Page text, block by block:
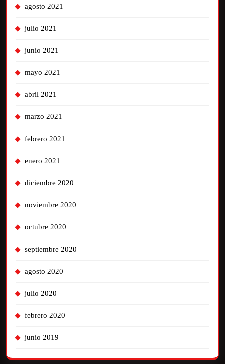
agosto 2021
julio 2021
junio 2021
mayo 2021
abril 2021
marzo 2021
febrero 2021
enero 2021
diciembre 2020
noviembre 2020
octubre 2020
septiembre 2020
agosto 2020
julio 2020
febrero 2020
junio 2019